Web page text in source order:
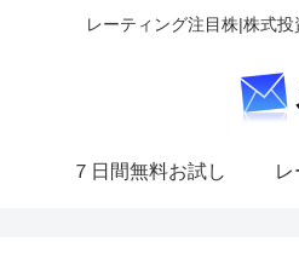
レーティング注目株|株式
７日間無料お試し